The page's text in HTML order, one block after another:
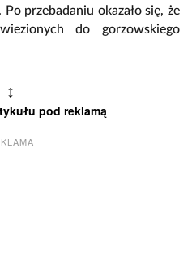
przebadaniu okazało się, że
do gorzowskiego
↕
pod reklamą